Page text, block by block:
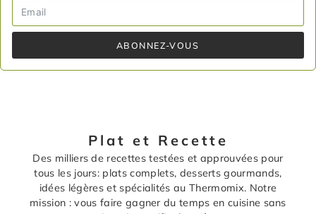
ABONNEZ-VOUS
Plat et Recette
Des milliers de recettes testées et approuvées pour
tous les jours: plats complets, desserts gourmands,
idées légères et spécialités au Thermomix. Notre
mission : vous faire gagner du temps en cuisine sans